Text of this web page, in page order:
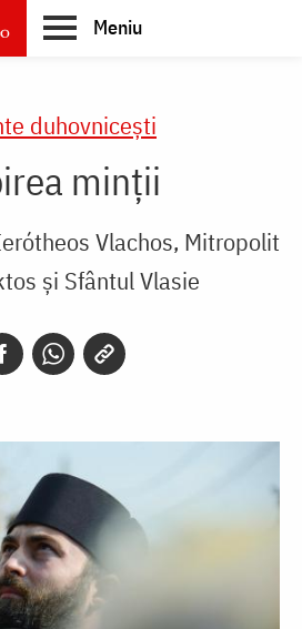
Meniu
duhovnicești
minții
Vlachos, Mitropolit
și Sfântul Vlasie